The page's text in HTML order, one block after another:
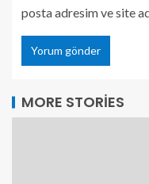
posta adresim ve site
MORE STORIES